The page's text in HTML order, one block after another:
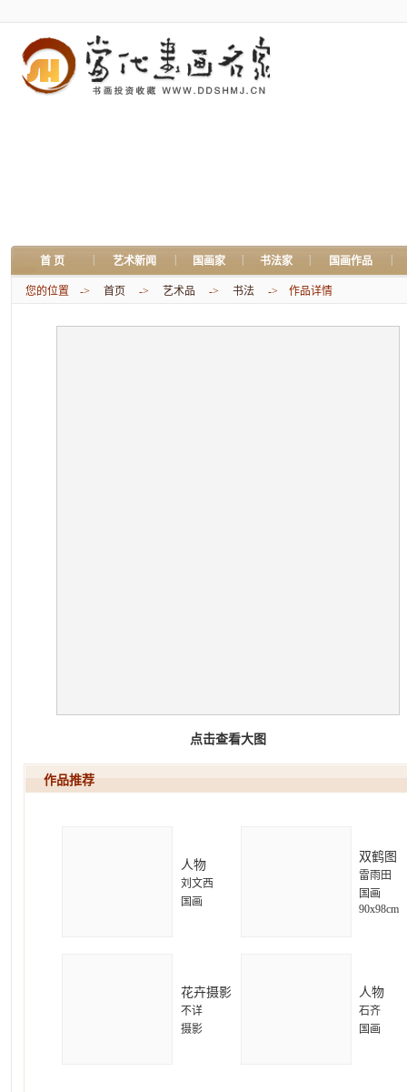
首 页 艺术新闻 国画家 书法家 国画作品
您的位置 -> 首页 -> 艺术品 -> 书法 -> 作品详情
点击查看大图
作品推荐
人物
刘文西
国画
双鹤图
雷雨田
国画
90x98cm
花卉摄影
不详
摄影
人物
石齐
国画